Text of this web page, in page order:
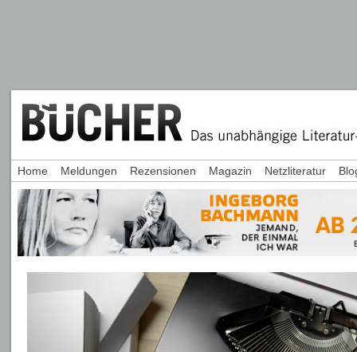
Home Meldungen Rezensionen Magazin Netzliteratur